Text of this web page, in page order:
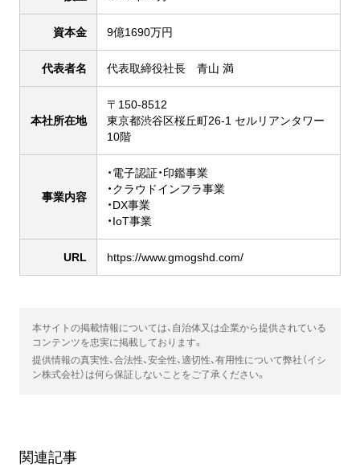
資本金 9億1690万円
代表者名 代表取締役社長 青山 満
本社所在地
〒150-8512
東京都渋谷区桜丘町26-1 セルリアンタワー
10階
事業内容
・電子認証・印鑑事業
・クラウドインフラ事業
・DX事業
・IoT事業
URL https://www.gmogshd.com/
本サイトの掲載情報については、自治体又は企業から提供されている
コンテンツを忠実に掲載しております。
提供情報の真実性、合法性、安全性、適切性、有用性について弊社（イシ
ン株式会社）は何ら保証しないことをご了承ください。
関連記事